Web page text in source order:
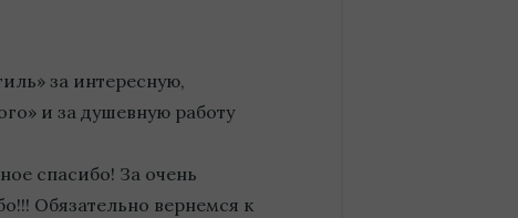
за интересную,
и за душевную работу
спасибо! За очень
Обязательно вернемся к